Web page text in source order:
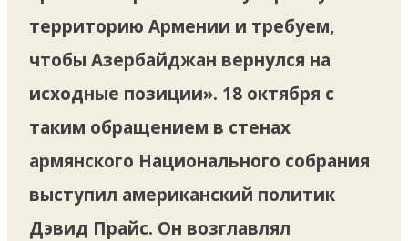
территорию Армении и требуем,
чтобы Азербайджан вернулся на
исходные позиции». 18 октября с
таким обращением в стенах
армянского Национального собрания
выступил американский политик
Дэвид Прайс. Он возглавлял